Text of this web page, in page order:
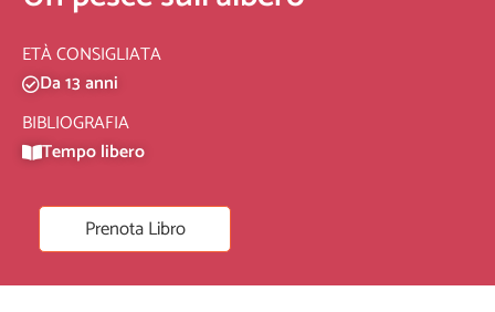
ETÀ CONSIGLIATA
Da 13 anni
BIBLIOGRAFIA
Tempo libero
Prenota Libro